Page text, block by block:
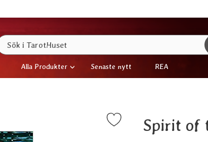
Sök
Alla Produkter Senaste nytt REA
Markera spirit of the Animals Oracle som favorit
Spirit of